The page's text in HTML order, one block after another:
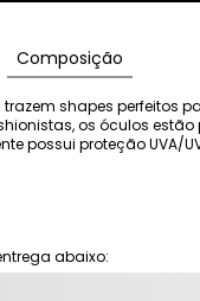
Composição
shapes perfeitos
os óculos estão
possui proteção UVA/
abaixo: